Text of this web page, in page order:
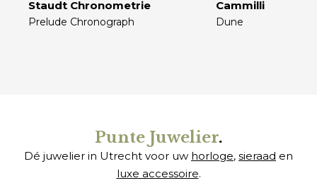
Staudt Chronometrie
Prelude Chronograph
Cammilli
Dune
Punte Juwelier.
Dé juwelier in Utrecht voor uw horloge, sieraad en
luxe accessoire.